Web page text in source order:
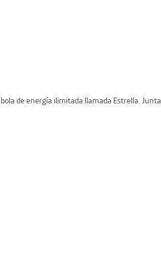
de energía ilimitada llamada Estrella.